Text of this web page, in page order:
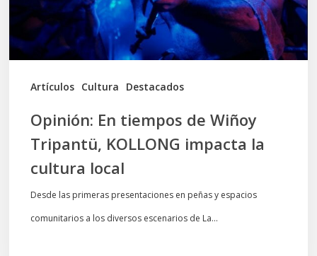
Artículos Cultura Destacados
KOLLONG
impacta
la
cultura
Opinión: En tiempos de Wiñoy
Tripantü, KOLLONG impacta la
cultura local
Desde las primeras presentaciones en peñas y espacios
comunitarios a los diversos escenarios de La…